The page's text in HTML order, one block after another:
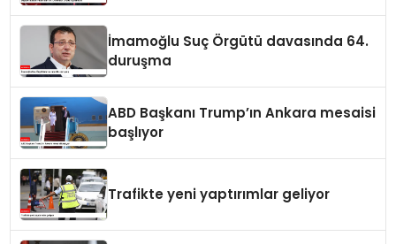
İmamoğlu Suç Örgütü davasında 64.
duruşma
ABD Başkanı Trump’ın Ankara mesaisi
başlıyor
Trafikte yeni yaptırımlar geliyor